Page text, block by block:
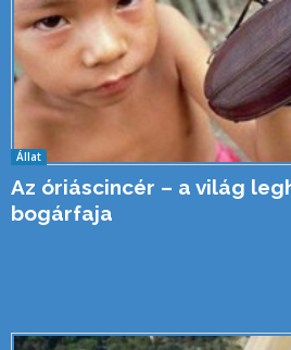
Állat
Az óriáscincér – a világ
bogárfaja